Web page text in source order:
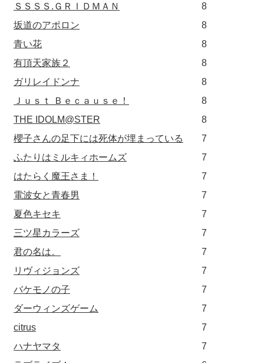
ＳＳＳＳ.ＧＲＩＤＭＡＮ
8
坂道のアポロン
8
青い花
8
有頂天家族２
8
ガリレイドンナ
8
Ｊｕｓｔ Ｂｅｃａｕｓｅ！
8
THE IDOLM@STER
8
櫻子さんの足下には死体が埋まっている
7
ふたりはミルキィホームズ
7
はたらく魔王さま！
7
電波女と青春男
7
夏色キセキ
7
三ツ星カラーズ
7
君の名は。
7
リヴィジョンズ
7
バケモノの子
7
ダーウィンズゲーム
7
citrus
7
ハナヤマタ
7